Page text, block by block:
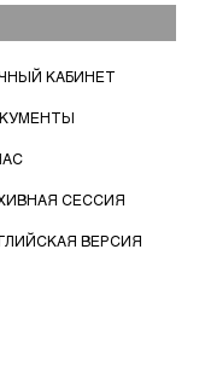
КАБИНЕТ
СЕССИЯ
ВЕРСИЯ